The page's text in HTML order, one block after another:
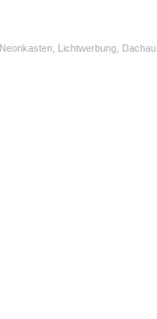
Lichtwerbung, Dachau